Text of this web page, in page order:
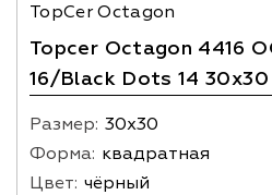
TopCer Octagon
Topcer Octagon 4416
16/Black Dots 14 30x30
Размер: 30х30
Форма: квадратная
Цвет: чёрный